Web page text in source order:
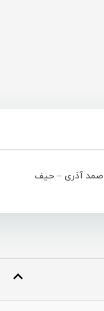
صمد آذری – حیف